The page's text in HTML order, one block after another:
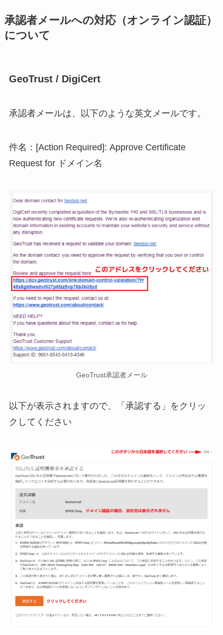
承認者メールへの対応（オンライン認証）
について
GeoTrust / DigiCert
承認者メールは、以下のような英文メールです。
件名：[Action Required]: Approve Certificate
Request for ドメイン名
GeoTrust承認者メール
以下が表示されますので、「承認する」をクリッ
クしてください